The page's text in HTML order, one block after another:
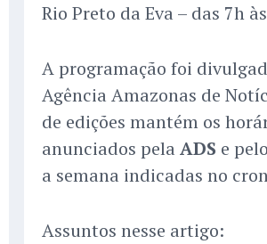
Rio Preto da Eva – das 7h
A programação foi
Agência Amazonas de
de edições mantém os
anunciados pela ADS e pelo
a semana indicadas no
Assuntos nesse artigo: